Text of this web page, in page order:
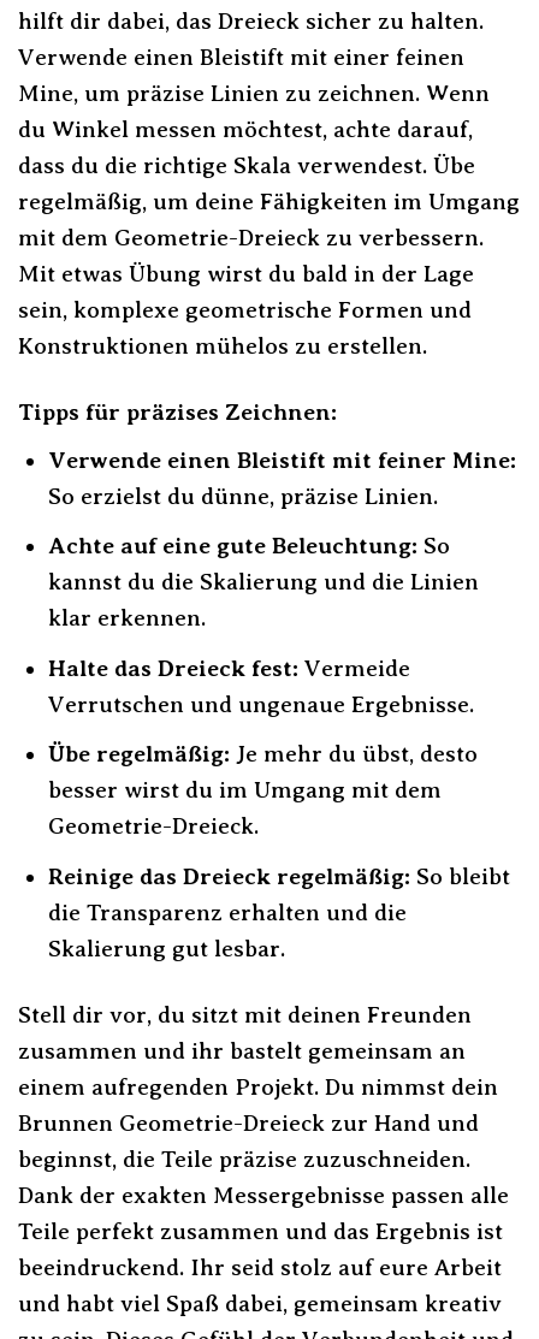
hilft dir dabei, das Dreieck sicher zu halten.
Verwende einen Bleistift mit einer feinen
Mine, um präzise Linien zu zeichnen. Wenn
du Winkel messen möchtest, achte darauf,
dass du die richtige Skala verwendest. Übe
regelmäßig, um deine Fähigkeiten im Umgang
mit dem Geometrie-Dreieck zu verbessern.
Mit etwas Übung wirst du bald in der Lage
sein, komplexe geometrische Formen und
Konstruktionen mühelos zu erstellen.
Tipps für präzises Zeichnen:
Verwende einen Bleistift mit feiner Mine:
So erzielst du dünne, präzise Linien.
Achte auf eine gute Beleuchtung: So
kannst du die Skalierung und die Linien
klar erkennen.
Halte das Dreieck fest: Vermeide
Verrutschen und ungenaue Ergebnisse.
Übe regelmäßig: Je mehr du übst, desto
besser wirst du im Umgang mit dem
Geometrie-Dreieck.
Reinige das Dreieck regelmäßig: So bleibt
die Transparenz erhalten und die
Skalierung gut lesbar.
Stell dir vor, du sitzt mit deinen Freunden
zusammen und ihr bastelt gemeinsam an
einem aufregenden Projekt. Du nimmst dein
Brunnen Geometrie-Dreieck zur Hand und
beginnst, die Teile präzise zuzuschneiden.
Dank der exakten Messergebnisse passen alle
Teile perfekt zusammen und das Ergebnis ist
beeindruckend. Ihr seid stolz auf eure Arbeit
und habt viel Spaß dabei, gemeinsam kreativ